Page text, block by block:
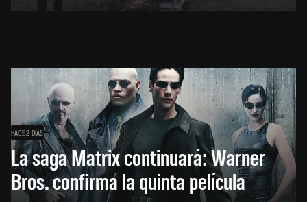
HACE 2 DÍAS
La saga Matrix continuará: Warner
Bros. confirma la quinta película